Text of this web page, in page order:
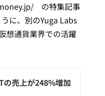
の特集記事
に、別のYuga Labs
想通貨業界での活躍
売上が248%増加